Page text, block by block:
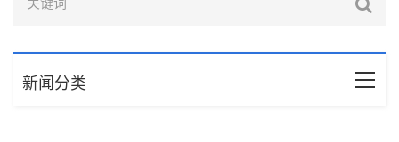
新闻分类